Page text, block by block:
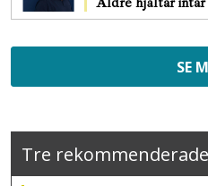
SE
Tre rekommenderade